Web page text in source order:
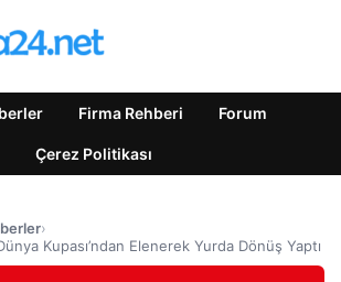
Firma Rehberi Forum
Çerez Politikası
›
Kupası’ndan Elenerek Yurda Dönüş Yaptı